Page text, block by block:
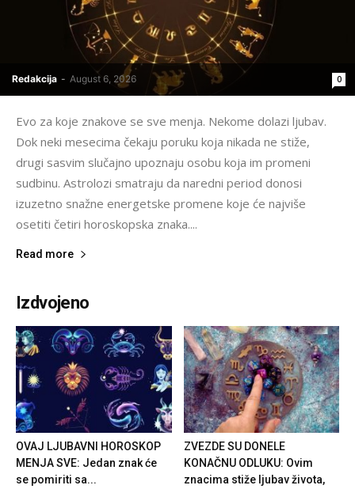
Redakcija - August 6, 2026 0
Evo za koje znakove se sve menja. Nekome dolazi ljubav.
Dok neki mesecima čekaju poruku koja nikada ne stiže,
drugi sasvim slučajno upoznaju osobu koja im promeni
sudbinu. Astrolozi smatraju da naredni period donosi
izuzetno snažne energetske promene koje će najviše
osetiti četiri horoskopska znaka....
Read more
Izdvojeno
OVAJ LJUBAVNI HOROSKOP
MENJA SVE: Jedan znak će
se pomiriti sa...
ZVEZDE SU DONELE
KONAČNU ODLUKU: Ovim
znacima stiže ljubav života,